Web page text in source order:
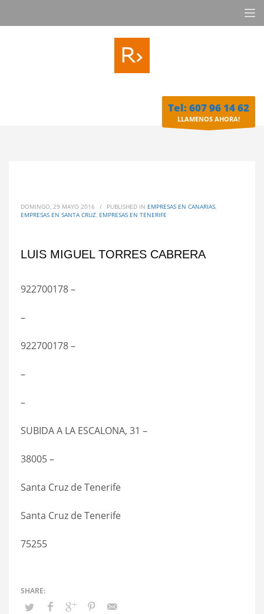
Tel: 607 96 14 62
LLAMENOS AHORA!
DOMINGO, 29 MAYO 2016 / PUBLISHED IN EMPRESAS EN CANARIAS,
EMPRESAS EN SANTA CRUZ, EMPRESAS EN TENERIFE
LUIS MIGUEL TORRES CABRERA
922700178 –
–
922700178 –
–
–
SUBIDA A LA ESCALONA, 31 –
38005 –
Santa Cruz de Tenerife
Santa Cruz de Tenerife
75255